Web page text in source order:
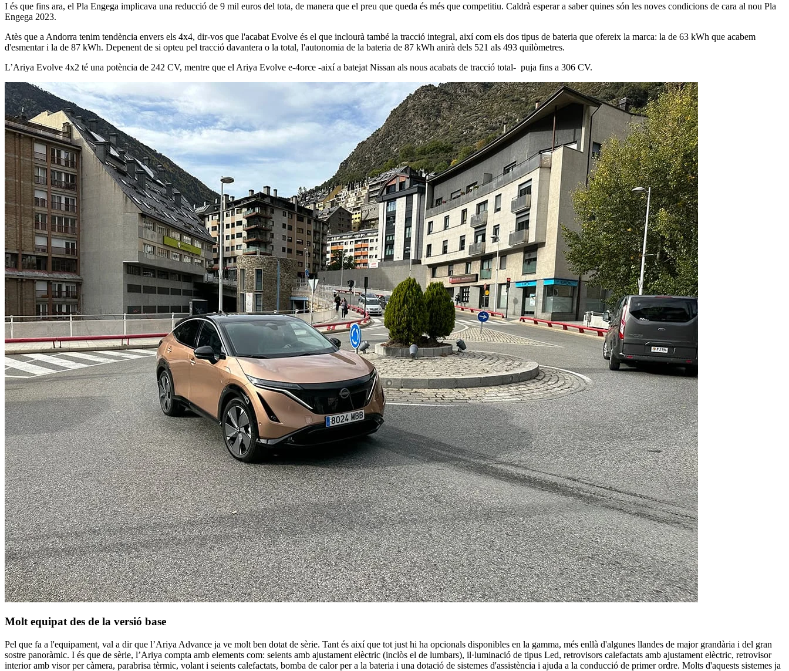
I és que fins ara, el Pla Engega implicava una reducció de 9 mil euros del tota, de manera que el preu que queda és més que competitiu. Caldrà esperar a saber quines són les noves condicions de cara al nou Pla
Engega 2023.
Atès que a Andorra tenim tendència envers els 4x4, dir-vos que l'acabat Evolve és el que inclourà també la tracció integral, així com els dos tipus de bateria que ofereix la marca: la de 63 kWh que acabem
d'esmentar i la de 87 kWh. Depenent de si opteu pel tracció davantera o la total, l'autonomia de la bateria de 87 kWh anirà dels 521 als 493 quilòmetres.
L’Ariya Evolve 4x2 té una potència de 242 CV, mentre que el Ariya Evolve e-4orce -així a batejat Nissan als nous acabats de tracció total- puja fins a 306 CV.
Molt equipat des de la versió base
Pel que fa a l'equipament, val a dir que l’Ariya Advance ja ve molt ben dotat de sèrie. Tant és així que tot just hi ha opcionals disponibles en la gamma, més enllà d'algunes llandes de major grandària i del gran
sostre panoràmic. I és que de sèrie, l’Ariya compta amb elements com: seients amb ajustament elèctric (inclòs el de lumbars), il·luminació de tipus Led, retrovisors calefactats amb ajustament elèctric, retrovisor
interior amb visor per càmera, parabrisa tèrmic, volant i seients calefactats, bomba de calor per a la bateria i una dotació de sistemes d'assistència i ajuda a la conducció de primer ordre. Molts d'aquests sistemes ja